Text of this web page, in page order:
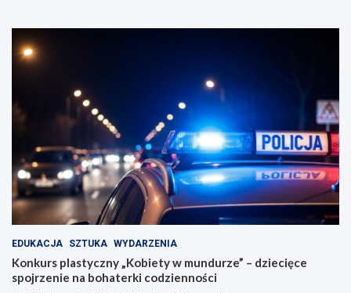
EDUKACJA SZTUKA WYDARZENIA
Konkurs plastyczny „Kobiety w mundurze” – dziecięce
spojrzenie na bohaterki codzienności